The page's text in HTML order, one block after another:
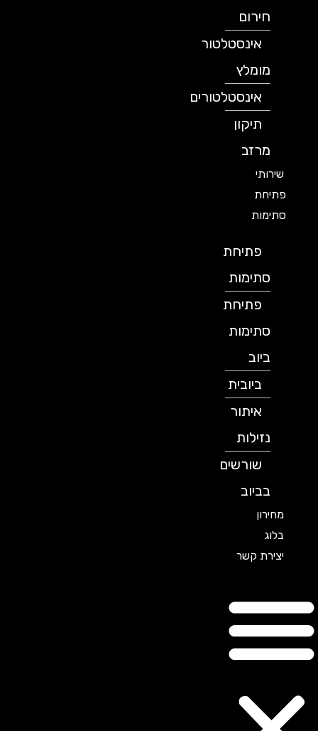
חירום
אינסטלטור
מומלץ
אינסטלטורים
תיקון
מרזב
שירותי
פתיחת
סתימות
פתיחת
סתימות
פתיחת
סתימות
ביובית
איתור
נזילות
שורשים
בביוב
מחירון
יצירת קשר